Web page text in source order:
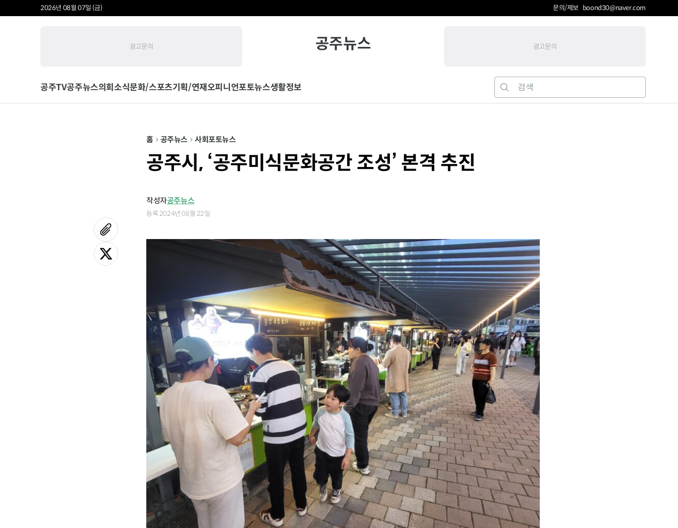
2026년 08월 07일 (금) 문의/제보 boond30@naver.com
광고문의 공주뉴스 광고문의
공주TV공주뉴스의회소식문화/스포츠기획/연재오피니언포토뉴스생활정보
홈 공주뉴스 사회포토뉴스
공주시, ‘공주미식문화공간 조성’ 본격 추진
작성자공주뉴스
등록 2024년 08월 22일